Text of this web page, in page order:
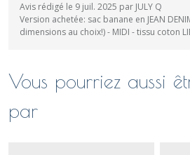
Avis rédigé le 9 juil. 2025 par JULY Q
Version achetée: sac banane en JEAN
dimensions au choix!) - MIDI - tissu coton
Vous pourriez aussi
par